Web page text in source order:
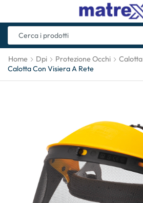
Home Dpi Protezione Occhi
Calotta
Calotta Con Visiera A Rete